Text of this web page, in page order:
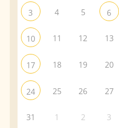
3 4 5 6
10 11 12 13
17 18 19 20
24 25 26 27
31 1 2 3